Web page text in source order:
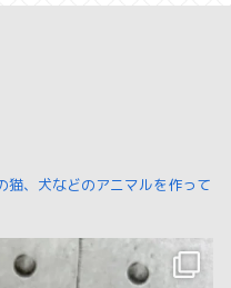
猫、犬などのアニマルを作って